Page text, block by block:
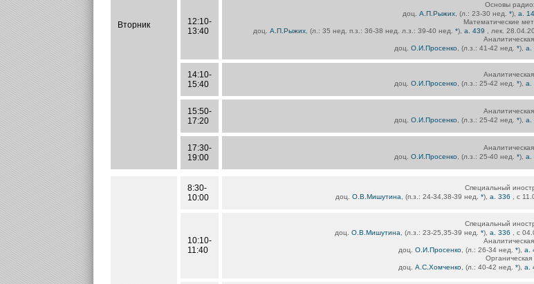
Вторник
12:10-
13:40
Основы
доц. А.П.Рыжих, (л.: 23-30 нед. *), а.
Математические
доц. А.П.Рыжих , (л.: 35 нед. п.з.: 36-38 нед. л.з.: 39-40 нед. *), а. 439 , лек.
доц. О.И.Просенко , (л.з.: 41-42 нед. *), а.
14:10-
15:40
доц. О.И.Просенко , (л.з.: 25-42 нед. *), а.
15:50-
17:20
доц. О.И.Просенко , (л.з.: 25-42 нед. *), а.
17:30-
19:00
доц. О.И.Просенко , (л.з.: 25-40 нед. *), а.
8:30-
10:00
Специальный
доц. О.В.Мишутина , (п.з.: 24-34,38-39 нед. *), а. 336 , с
10:10-
11:40
Специальный
доц. О.В.Мишутина , (л.з.: 23-25,35-39 нед. *), а. 336 , с
доц. О.И.Просенко, (л.: 26-34 нед. *), а.
Органическая
доц. А.С.Хомченко, (л.: 40-42 нед. *), а.